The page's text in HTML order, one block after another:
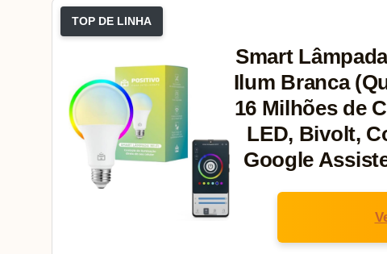
TOP DE LINHA
Smart
Ilum Branca
16 Milhões de
LED, Bivolt,
Google